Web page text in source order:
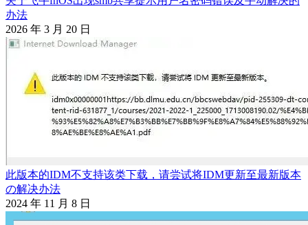
办法
2026 年 3 月 20 日
此版本的IDM不支持该类下载，请尝试将IDM更新至最新版本
の解决办法
2024 年 11 月 8 日